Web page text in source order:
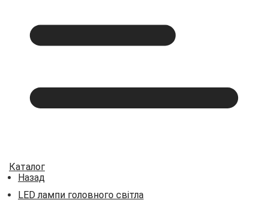
Каталог
Назад
LED лампи головного світла